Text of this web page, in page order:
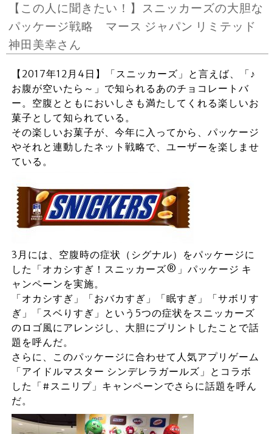
【この人に聞きたい！】スニッカーズの大胆な
パッケージ戦略 マース ジャパン リミテッド
神田美幸さん
【2017年12月4日】「スニッカーズ」と言えば、「♪
お腹が空いたら～」で知られるあのチョコレートバ
ー。空腹とともにおいしさも満たしてくれる楽しいお
菓子として知られている。
その楽しいお菓子が、今年に入ってから、パッケージ
やそれと連動したネット戦略で、ユーザーを楽しませ
ている。
3月には、空腹時の症状（シグナル）をパッケージに
した「オカシすぎ！スニッカーズ®」パッケージ キ
ャンペーンを実施。
「オカシすぎ」「おバカすぎ」「眠すぎ」「サボリす
ぎ」「スベりすぎ」という5つの症状をスニッカーズ
のロゴ風にアレンジし、大胆にプリントしたことで話
題を呼んだ。
さらに、このパッケージに合わせて人気アプリゲーム
「アイドルマスター シンデレラガールズ」とコラボ
した「#スニリプ」キャンペーンでさらに話題を呼ん
だ。